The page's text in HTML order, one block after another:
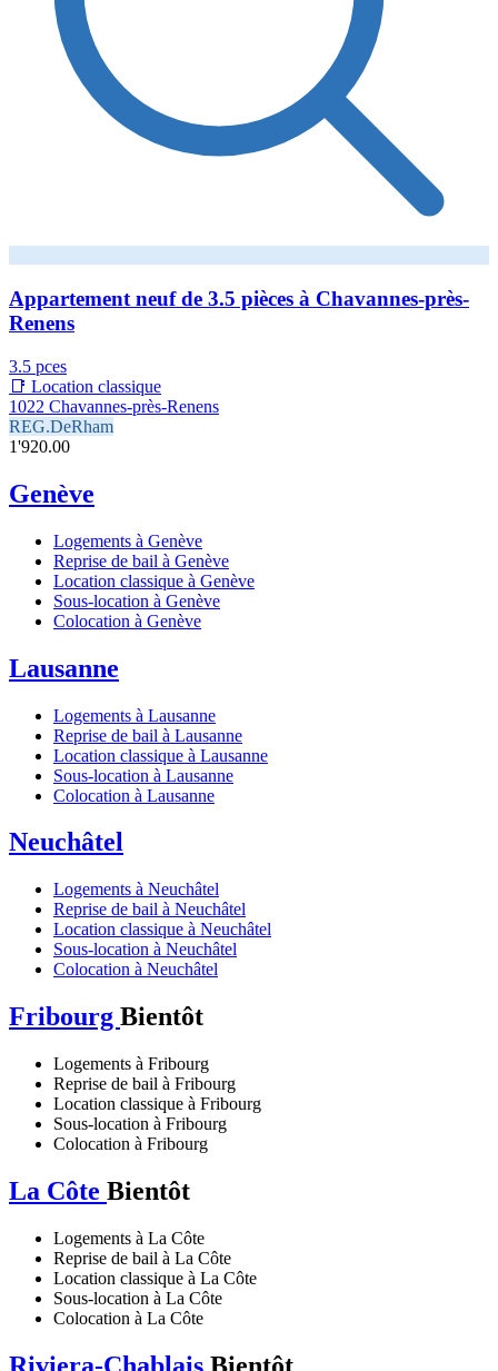
Appartement neuf de 3.5 pièces à Chavannes-près-
Renens
3.5 pces
📑 Location classique
1022 Chavannes-près-Renens
REG.DeRham
1'920.00
Genève
Logements à Genève
Reprise de bail à Genève
Location classique à Genève
Sous-location à Genève
Colocation à Genève
Lausanne
Logements à Lausanne
Reprise de bail à Lausanne
Location classique à Lausanne
Sous-location à Lausanne
Colocation à Lausanne
Neuchâtel
Logements à Neuchâtel
Reprise de bail à Neuchâtel
Location classique à Neuchâtel
Sous-location à Neuchâtel
Colocation à Neuchâtel
Fribourg Bientôt
Logements à Fribourg
Reprise de bail à Fribourg
Location classique à Fribourg
Sous-location à Fribourg
Colocation à Fribourg
La Côte Bientôt
Logements à La Côte
Reprise de bail à La Côte
Location classique à La Côte
Sous-location à La Côte
Colocation à La Côte